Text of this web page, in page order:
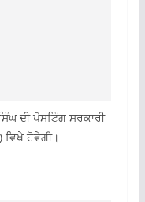
ਦੀ ਪੋਸਟਿੰਗ ਸਰਕਾਰੀ
ਵਿਖੇ ਹੋਵੇਗੀ।